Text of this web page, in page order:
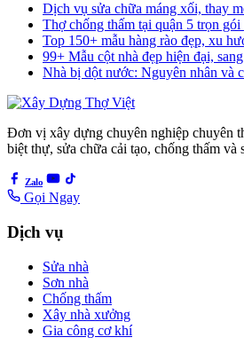
Dịch vụ sửa chữa máng xối, thay
Thợ chống thấm tại quận 5 trọn
Top 150+ mẫu hàng rào đẹp, xu
99+ Mẫu cột nhà đẹp hiện đại,
Nhà bị dột nước: Nguyên nhân và
Đơn vị xây dựng chuyên nghiệp chuyên
biệt thự, sửa chữa cải tạo, chống thấm và
Zalo
Gọi Ngay
Dịch vụ
Sửa nhà
Sơn nhà
Chống thấm
Xây nhà xưởng
Gia công cơ khí